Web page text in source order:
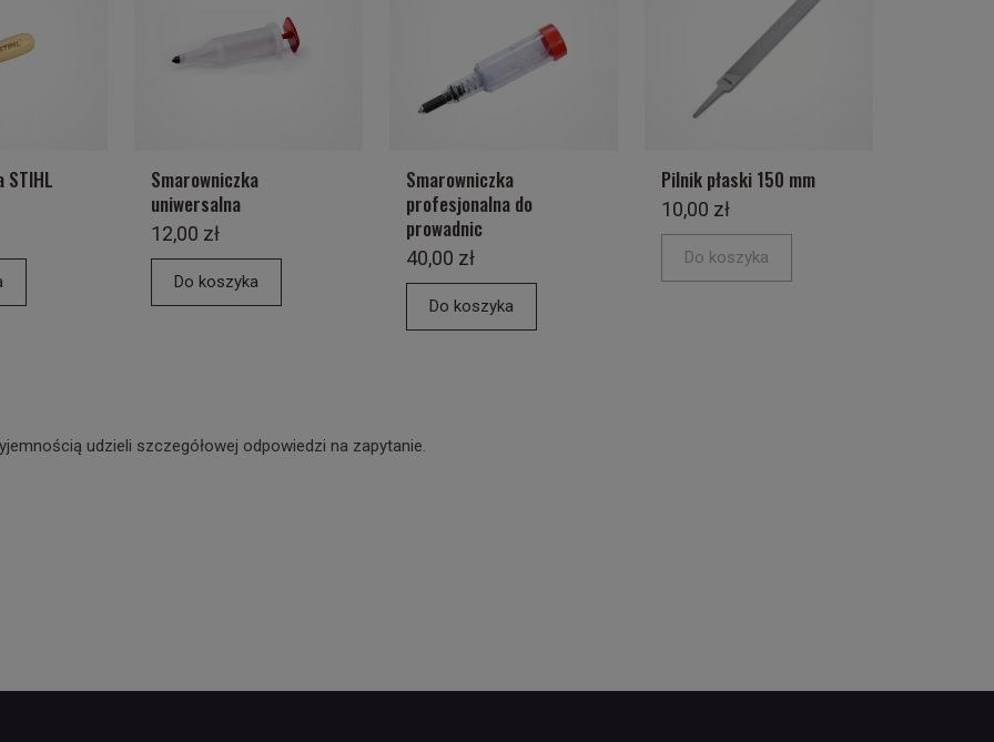
STIHL
Smarowniczka
uniwersalna
12,00 zł
Do koszyka
Smarowniczka
profesjonalna do
prowadnic
40,00 zł
Do koszyka
Pilnik płaski 150 mm
10,00 zł
Do koszyka
udzieli szczegółowej odpowiedzi na zapytanie.